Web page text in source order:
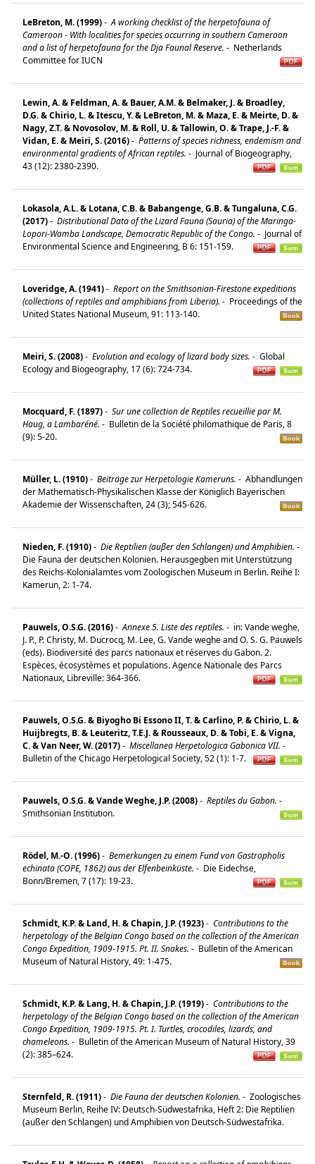
LeBreton, M. (1999)- A working checklist of the herpetofauna of
Cameroon - With localities for species occurring in southern Cameroon
and a list of herpetofauna for the Dja Faunal Reserve. - Netherlands
Committee for IUCN
Lewin, A. & Feldman, A. & Bauer, A.M. & Belmaker, J. & Broadley,
D.G. & Chirio, L. & Itescu, Y. & LeBreton, M. & Maza, E. & Meirte, D. &
Nagy, Z.T. & Novosolov, M. & Roll, U. & Tallowin, O. & Trape, J.-F. &
Vidan, E. & Meiri, S. (2016)- Patterns of species richness, endemism and
environmental gradients of African reptiles. - Journal of Biogeography,
43 (12): 2380-2390.
Lokasola, A.L. & Lotana, C.B. & Babangenge, G.B. & Tungaluna, C.G.
(2017)- Distributional Data of the Lizard Fauna (Sauria) of the Maringa-
Lopori-Wamba Landscape, Democratic Republic of the Congo. - Journal of
Environmental Science and Engineering, B 6: 151-159.
Loveridge, A. (1941)- Report on the Smithsonian-Firestone expeditions
(collections of reptiles and amphibians from Liberia). - Proceedings of the
United States National Museum, 91: 113-140.
Meiri, S. (2008)- Evolution and ecology of lizard body sizes. - Global
Ecology and Biogeography, 17 (6): 724-734.
Mocquard, F. (1897)- Sur une collection de Reptiles recueillie par M.
Haug, a Lambaréné. - Bulletin de la Société philomathique de Paris, 8
(9): 5-20.
Müller, L. (1910)- Beiträge zur Herpetologie Kameruns. - Abhandlungen
der Mathematisch-Physikalischen Klasse der Königlich Bayerischen
Akademie der Wissenschaften, 24 (3); 545-626.
Nieden, F. (1910)- Die Reptilien (auβer den Schlangen) und Amphibien. -
Die Fauna der deutschen Kolonien. Herausgegben mit Unterstützung
des Reichs-Kolonialamtes vom Zoologischen Museum in Berlin. Reihe I:
Kamerun, 2: 1-74.
Pauwels, O.S.G. (2016)- Annexe 5. Liste des reptiles. - in: Vande weghe,
J. P., P. Christy, M. Ducrocq, M. Lee, G. Vande weghe and O. S. G. Pauwels
(eds). Biodiversité des parcs nationaux et réserves du Gabon. 2.
Espèces, écosystèmes et populations. Agence Nationale des Parcs
Nationaux, Libreville: 364-366.
Pauwels, O.S.G. & Biyogho Bi Essono II, T. & Carlino, P. & Chirio, L. &
Huijbregts, B. & Leuteritz, T.E.J. & Rousseaux, D. & Tobi, E. & Vigna,
C. & Van Neer, W. (2017)- Miscellanea Herpetologica Gabonica VII. -
Bulletin of the Chicago Herpetological Society, 52 (1): 1-7.
Pauwels, O.S.G. & Vande Weghe, J.P. (2008)- Reptiles du Gabon. -
Smithsonian Institution.
Rödel, M.-O. (1996)- Bemerkungen zu einem Fund von Gastropholis
echinata (COPE, 1862) aus der Elfenbeinküste. - Die Eidechse,
Bonn/Bremen, 7 (17): 19-23.
Schmidt, K.P. & Land, H. & Chapin, J.P. (1923)- Contributions to the
herpetology of the Belgian Congo based on the collection of the American
Congo Expedition, 1909-1915. Pt. II. Snakes. - Bulletin of the American
Museum of Natural History, 49: 1-475.
Schmidt, K.P. & Lang, H. & Chapin, J.P. (1919)- Contributions to the
herpetology of the Belgian Congo based on the collection of the American
Congo Expedition, 1909-1915. Pt. I. Turtles, crocodiles, lizards, and
chameleons. - Bulletin of the American Museum of Natural History, 39
(2): 385–624.
Sternfeld, R. (1911)- Die Fauna der deutschen Kolonien. - Zoologisches
Museum Berlin, Reihe IV: Deutsch-Südwestafrika, Heft 2: Die Reptilien
(außer den Schlangen) und Amphibien von Deutsch-Südwestafrika.